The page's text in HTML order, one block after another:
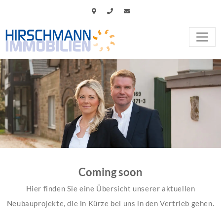
Coming soon
Hier finden Sie eine Übersicht unserer aktuellen
Neubauprojekte, die in Kürze bei uns in den Vertrieb gehen.